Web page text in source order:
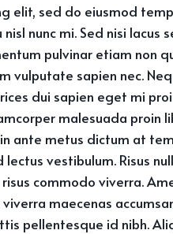
elit, sed do eiusmod
nunc mi. Sed nisi lacus
pulvinar etiam non
vulputate sapien nec.
dui sapien eget mi
malesuada proin
ante metus dictum at
vestibulum. Risus
commodo viverra.
maecenas
pellentesque id nibh.